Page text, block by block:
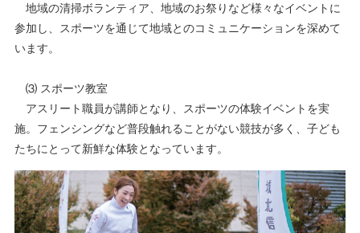
地域の清掃ボランティア、地域のお祭りなど様々なイベントに
参加し、スポーツを通じて地域とのコミュニケーションを深めて
います。
⑶ スポーツ教室
アスリート職員が講師となり、スポーツの体験イベントを実
施。フェンシングなど普段触れることがない競技が多く、子ども
たちにとって新鮮な体験となっています。